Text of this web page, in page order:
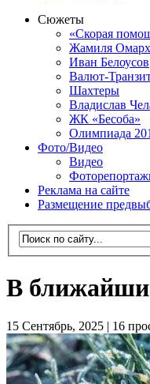
Сюжеты
«Скорая
Жамиля
Иван Белоусов
Валют-
Шахтеры
Владислав
ЖК «Бесоба»
Олимпиада
Фото/Видео
Видео
Реклама на сайте
Размещение
В
15 Сентябрь, 2025 | 16